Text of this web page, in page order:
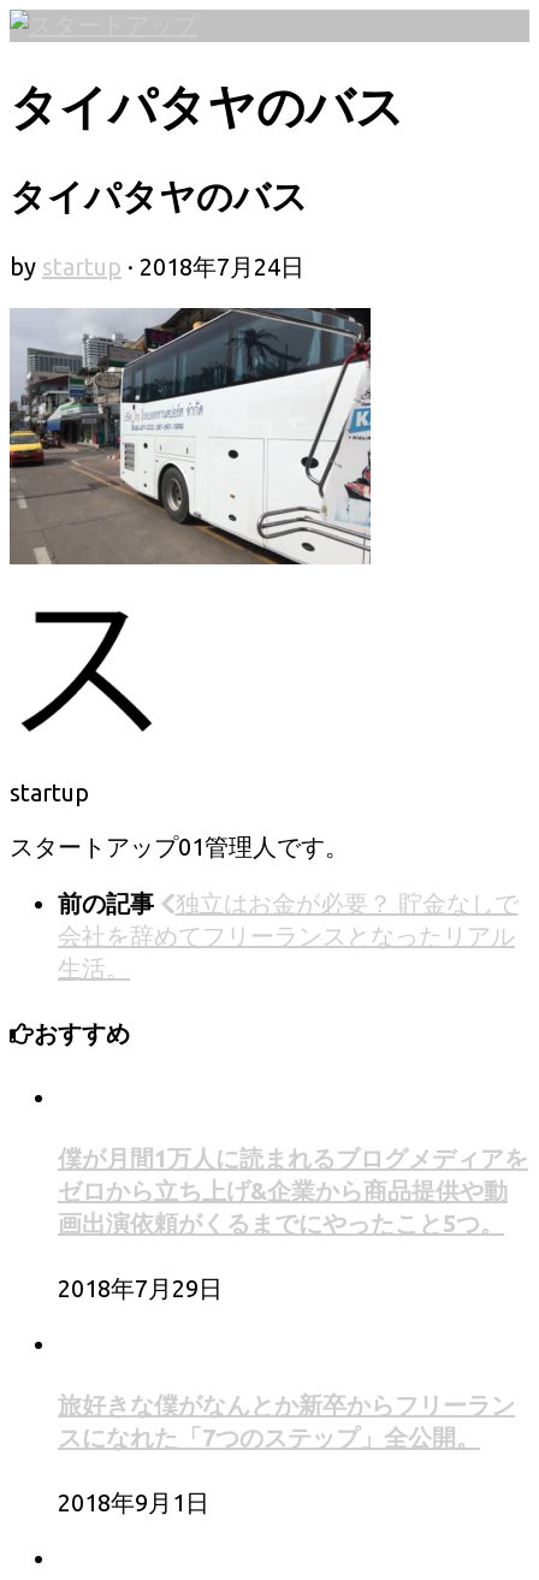
コ
テ
ン
へ
ス
キ
ッ
プ
タイパタヤのバス
タイパタヤのバス
by startup · 2018年7月24日
startup
スタートアップ01管理人です。
前の記事
独立はお金が必要？ 貯金なしで
会社を辞めてフリーランスとなったリアル
生活。
おすすめ
僕が月間1万人に読まれるブログメディアを
ゼロから立ち上げ&企業から商品提供や動
画出演依頼がくるまでにやったこと5つ。
2018年7月29日
旅好きな僕がなんとか新卒からフリーラン
スになれた「7つのステップ」全公開。
2018年9月1日